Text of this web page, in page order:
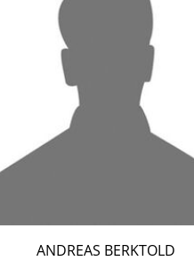
ANDREAS BERKTOLD